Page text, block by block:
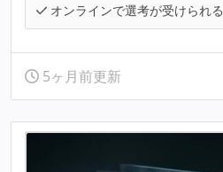
オンラインで選考が受けられる
5ヶ月前更新